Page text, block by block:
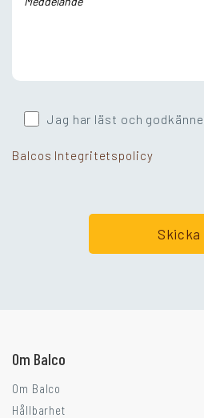
Jag har läst och
Balcos Integritetspolicy
Om Balco
Om Balco
Hållbarhet